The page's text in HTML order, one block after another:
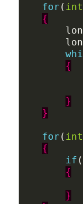
for ( int
{
{
}
}
for ( int
{
if (
{
}